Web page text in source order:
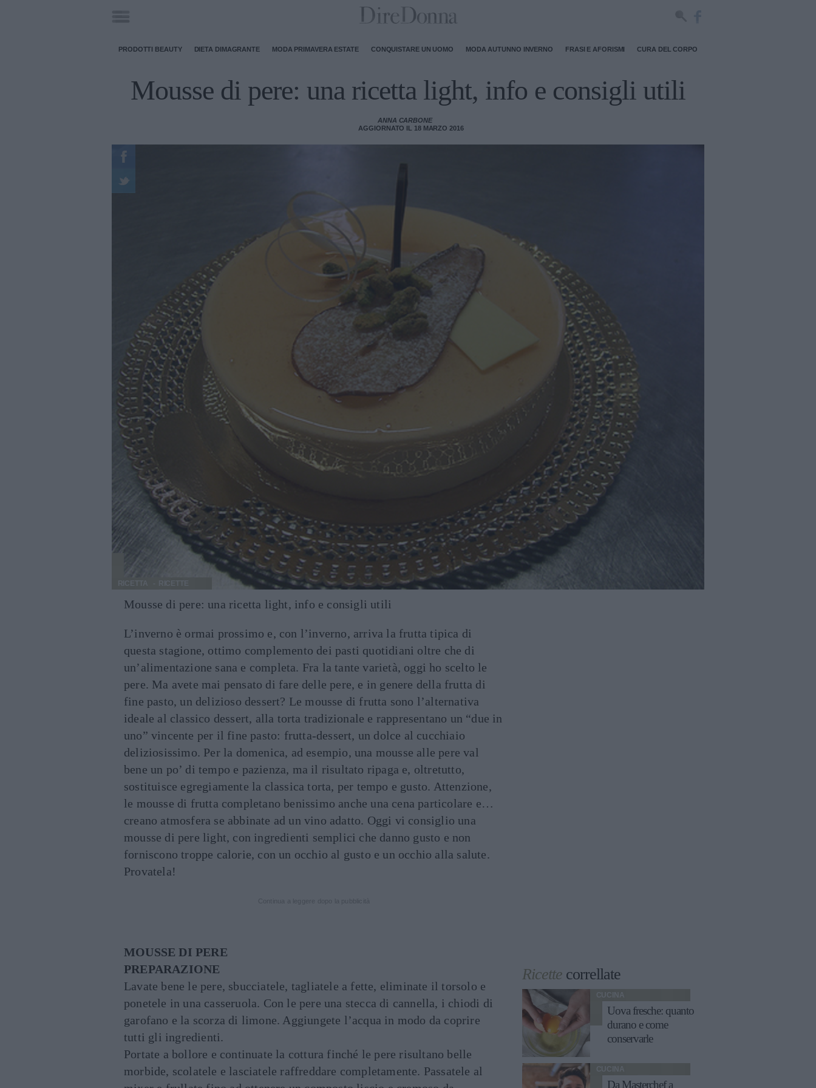
PRODOTTI BEAUTY DIETA DIMAGRANTE MODA PRIMAVERA ESTATE CONQUISTARE UN UOMO MODA AUTUNNO INVERNO FRASI E AFORISMI CURA DEL CORPO
Mousse di pere: una ricetta light, info e consigli utili
ANNA CARBONE
AGGIORNATO IL 18 MARZO 2016
RICETTA
Mousse di pere: una ricetta light, info e consigli utili
L’inverno è ormai prossimo e, con l’inverno, arriva la frutta tipica di
questa stagione, ottimo complemento dei pasti quotidiani oltre che di
un’alimentazione sana e completa. Fra la tante varietà, oggi ho scelto le
pere. Ma avete mai pensato di fare delle pere, e in genere della frutta di
fine pasto, un delizioso dessert? Le mousse di frutta sono l’alternativa
ideale al classico dessert, alla torta tradizionale e rappresentano un “due in
uno” vincente per il fine pasto: frutta-dessert, un dolce al cucchiaio
deliziosissimo. Per la domenica, ad esempio, una mousse alle pere val
bene un po’ di tempo e pazienza, ma il risultato ripaga e, oltretutto,
sostituisce egregiamente la classica torta, per tempo e gusto. Attenzione,
le mousse di frutta completano benissimo anche una cena particolare e…
creano atmosfera se abbinate ad un vino adatto. Oggi vi consiglio una
mousse di pere light, con ingredienti semplici che danno gusto e non
forniscono troppe calorie, con un occhio al gusto e un occhio alla salute.
Provatela!
MOUSSE DI PERE
PREPARAZIONE
Lavate bene le pere, sbucciatele, tagliatele a fette, eliminate il torsolo e
ponetele in una casseruola. Con le pere una stecca di cannella, i chiodi di
garofano e la scorza di limone. Aggiungete l’acqua in modo da coprire
tutti gli ingredienti.
Portate a bollore e continuate la cottura finché le pere risultano belle
morbide, scolatele e lasciatele raffreddare completamente. Passatele al
Ricette correllate
CUCINA
Uova fresche: quanto
durano e come
conservarle
CUCINA
Da Masterchef a